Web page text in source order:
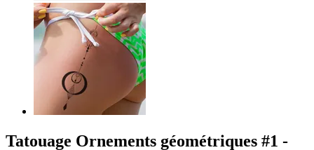
Tatouage Ornements géométriques #1 -